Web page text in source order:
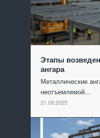
Этапы
ангара
Металлические
неотъемлемой…
21.09.2025